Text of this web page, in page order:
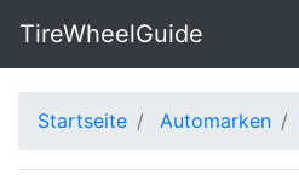
TireWheelGuide
Startseite Automarken